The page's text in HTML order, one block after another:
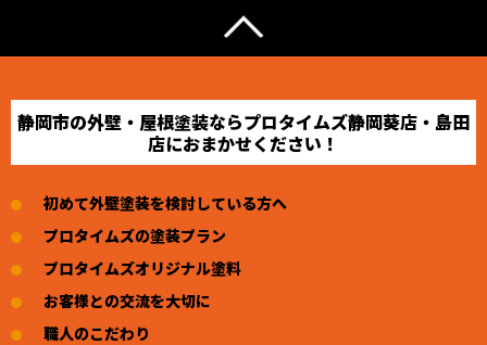
静岡市の外壁・屋根塗装ならプロタイムズ静岡葵店・島田
店におまかせください！
初めて外壁塗装を検討している方へ
プロタイムズの塗装プラン
プロタイムズオリジナル塗料
お客様との交流を大切に
職人のこだわり